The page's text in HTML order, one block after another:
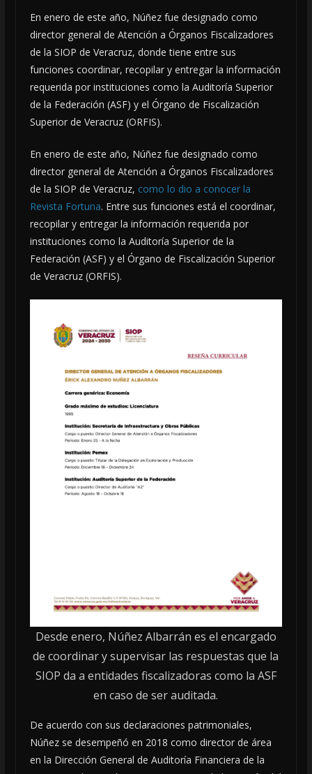
En enero de este año, Núñez fue designado como
director general de Atención a Órganos Fiscalizadores
de la SIOP de Veracruz, donde tiene entre sus
funciones coordinar, recopilar y entregar la información
requerida por instituciones como la Auditoría Superior
de la Federación (ASF) y el Órgano de Fiscalización
Superior de Veracruz (ORFIS).
En enero de este año, Núñez fue designado como
director general de Atención a Órganos Fiscalizadores
de la SIOP de Veracruz, como lo dio a conocer la
Revista Fortuna. Entre sus funciones está el coordinar,
recopilar y entregar la información requerida por
instituciones como la Auditoría Superior de la
Federación (ASF) y el Órgano de Fiscalización Superior
de Veracruz (ORFIS).
Desde enero, Núñez Albarrán es el encargado
de coordinar y supervisar las respuestas que la
SIOP da a entidades fiscalizadoras como la ASF
en caso de ser auditada.
De acuerdo con sus declaraciones patrimoniales,
Núñez se desempeñó en 2018 como director de área
en la Dirección General de Auditoría Financiera de la